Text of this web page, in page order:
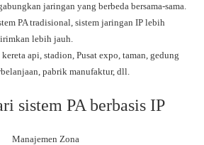
jaringan yang berbeda bersama-sama.
PA tradisional, sistem jaringan IP lebih
lebih jauh.
api, stadion, Pusat expo, taman, gedung
pabrik manufaktur, dll.
sistem PA berbasis IP
Manajemen Zona